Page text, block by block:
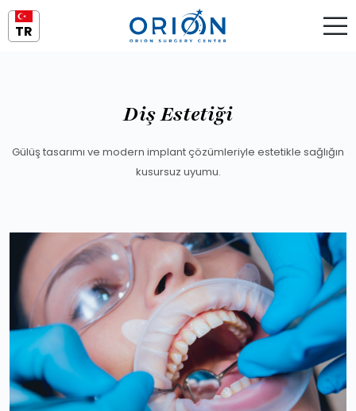
TR
Diş Estetiği
Gülüş tasarımı ve modern implant çözümleriyle estetikle sağlığın
kusursuz uyumu.